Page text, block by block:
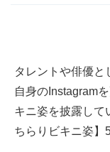
タレントや俳優と
自身のInstagram
キニ姿を披露して
ちらりビキニ姿】